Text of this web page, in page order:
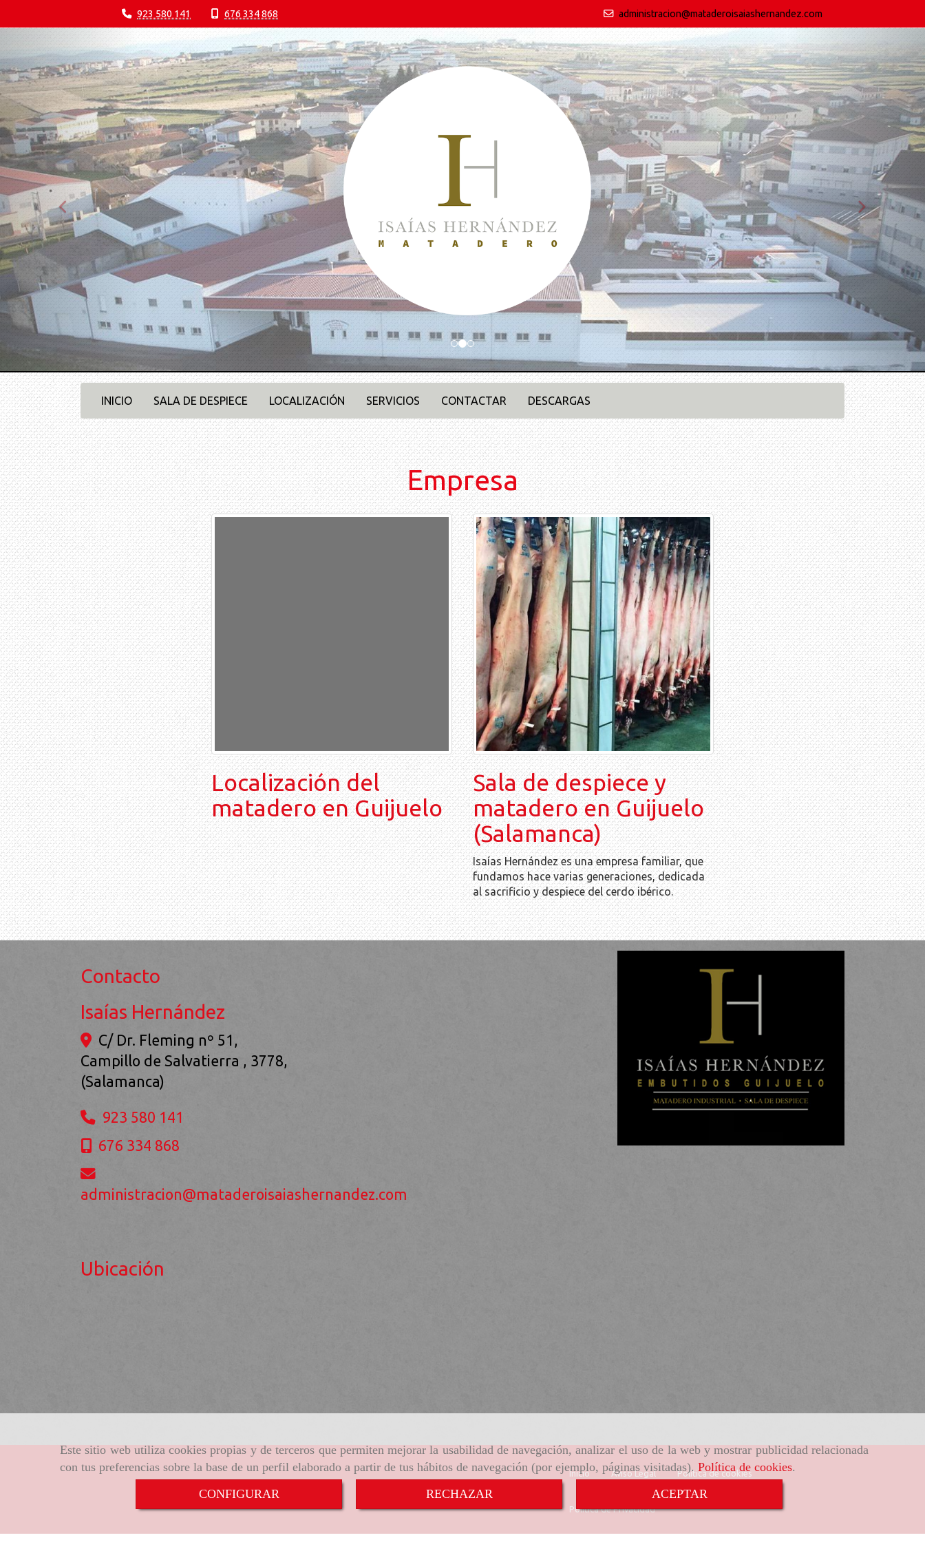
Este sitio web utiliza cookies propias y de terceros que permiten mejorar la usabilidad de navegación, analizar el uso de la web y mostrar publicidad relacionada
con tus preferencias sobre la base de un perfil elaborado a partir de tus hábitos de navegación (por ejemplo, páginas visitadas).Política de cookies.
CONFIGURAR
RECHAZAR ACEPTAR
923 580 141 676 334 868 administracion mataderoisaiashernandez.com
INICIO SALA DE DESPIECE LOCALIZACIÓN SERVICIOS CONTACTAR DESCARGAS
Empresa
Localización del
matadero en Guijuelo
Sala de despiece y
matadero en Guijuelo
(Salamanca)
Isaías Hernández es una empresa familiar, que
fundamos hace varias generaciones, dedicada
al sacrificio y despiece del cerdo ibérico.
Contacto
Isaías Hernández
C/ Dr. Fleming nº 51,
Campillo de Salvatierra , 3778,
(Salamanca)
923 580 141
676 334 868
administracion mataderoisaiashernandez.com
Ubicación
Inicio Aviso Legal Política de cookies
Política de Privacidad